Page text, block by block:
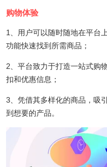
购物体验
1、用户可以随时随地在平台
功能快速找到所需商品；
2、平台致力于打造一站式购
扣和优惠信息；
3、凭借其多样化的商品，吸
到想要的产品。